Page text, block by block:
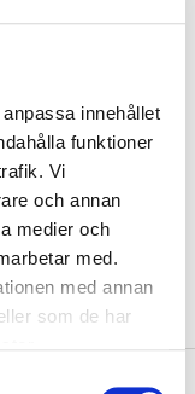
innehållet
funktioner
Vi
och annan
medier och
med.
med annan
som de har